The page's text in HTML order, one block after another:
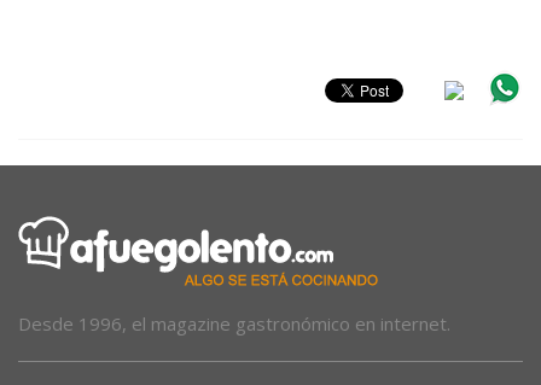
Desde 1996, el magazine gastronómico en internet.